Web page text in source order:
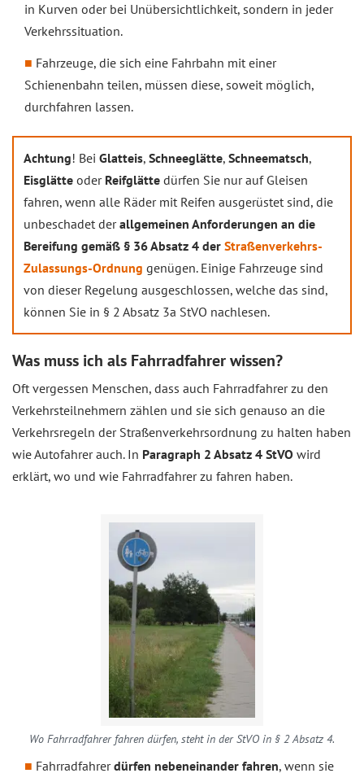
in Kurven oder bei Unübersichtlichkeit, sondern in jeder
Verkehrssituation.
Fahrzeuge, die sich eine Fahrbahn mit einer
Schienenbahn teilen, müssen diese, soweit möglich,
durchfahren lassen.
Achtung! Bei Glatteis, Schneeglätte, Schneematsch,
Eisglätte oder Reifglätte dürfen Sie nur auf Gleisen
fahren, wenn alle Räder mit Reifen ausgerüstet sind, die
unbeschadet derallgemeinen Anforderungen an die
Bereifung gemäß § 36 Absatz 4 der Straßenverkehrs-
Zulassungs-Ordnung genügen. Einige Fahrzeuge sind
von dieser Regelung ausgeschlossen, welche das sind,
können Sie in § 2 Absatz 3a StVO nachlesen.
Was muss ich als Fahrradfahrer wissen?
Oft vergessen Menschen, dass auch Fahrradfahrer zu den
Verkehrsteilnehmern zählen und sie sich genauso an die
Verkehrsregeln der Straßenverkehrsordnung zu halten haben
wie Autofahrer auch. In Paragraph 2 Absatz 4 StVO wird
erklärt, wo und wie Fahrradfahrer zu fahren haben.
Wo Fahrradfahrer fahren dürfen, steht in der StVO in § 2 Absatz 4.
Fahrradfahrerdürfen nebeneinander fahren, wenn sie